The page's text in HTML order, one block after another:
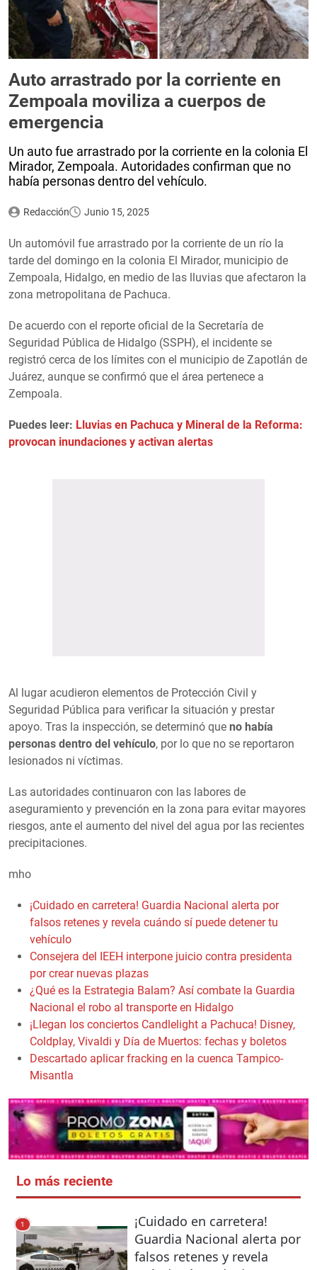
Auto arrastrado por la corriente en
Zempoala moviliza a cuerpos de
emergencia
Un auto fue arrastrado por la corriente en la colonia El
Mirador, Zempoala. Autoridades confirman que no
había personas dentro del vehículo.
Redacción Junio 15, 2025
Un automóvil fue arrastrado por la corriente de un río la
tarde del domingo en la colonia El Mirador, municipio de
Zempoala, Hidalgo, en medio de las lluvias que afectaron la
zona metropolitana de Pachuca.
De acuerdo con el reporte oficial de la Secretaría de
Seguridad Pública de Hidalgo (SSPH), el incidente se
registró cerca de los límites con el municipio de Zapotlán de
Juárez, aunque se confirmó que el área pertenece a
Zempoala.
Puedes leer: Lluvias en Pachuca y Mineral de la Reforma:
provocan inundaciones y activan alertas
Al lugar acudieron elementos de Protección Civil y
Seguridad Pública para verificar la situación y prestar
apoyo. Tras la inspección, se determinó que no había
personas dentro del vehículo, por lo que no se reportaron
lesionados ni víctimas.
Las autoridades continuaron con las labores de
aseguramiento y prevención en la zona para evitar mayores
riesgos, ante el aumento del nivel del agua por las recientes
precipitaciones.
mho
¡Cuidado en carretera! Guardia Nacional alerta por
falsos retenes y revela cuándo sí puede detener tu
vehículo
Consejera del IEEH interpone juicio contra presidenta
por crear nuevas plazas
¿Qué es la Estrategia Balam? Así combate la Guardia
Nacional el robo al transporte en Hidalgo
¡Llegan los conciertos Candlelight a Pachuca! Disney,
Coldplay, Vivaldi y Día de Muertos: fechas y boletos
Descartado aplicar fracking en la cuenca Tampico-
Misantla
Lo más reciente
1
¡Cuidado en carretera!
Guardia Nacional alerta por
falsos retenes y revela